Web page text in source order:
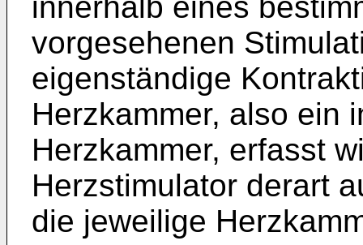
vorgesehenen
eigenständige
Herzkammer, also ein
Herzkammer, erfasst
Herzstimulator derart
die jeweilige